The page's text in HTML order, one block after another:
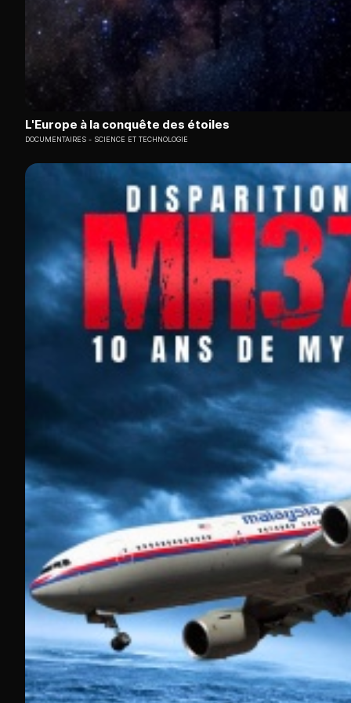
L'Europe à la conquête des étoiles
DOCUMENTAIRES SCIENCE ET TECHNOLOGIE